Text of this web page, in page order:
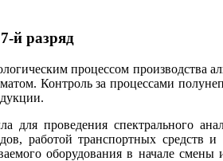
й разряд
процессом
Контроль за процессами
проведения спектрального
работой транспортных средств
оборудования в начале смены